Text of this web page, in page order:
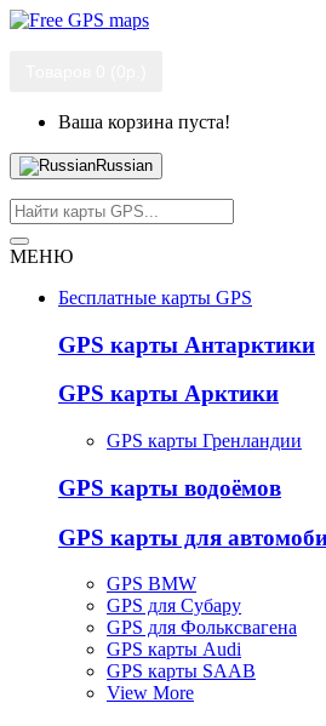
Ваша корзина пуста!
Russian
МЕНЮ
Бесплатные карты GPS
GPS карты Антарктики
GPS карты Арктики
GPS карты Гренландии
GPS карты водоёмов
GPS карты для
GPS BMW
GPS для Субару
GPS для Фольксвагена
GPS карты Audi
GPS карты SAAB
View More